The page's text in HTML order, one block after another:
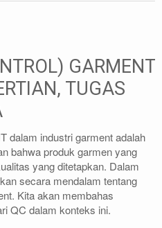
GARMENT
TUGAS
dalam industri garment adalah
bahwa produk garmen yang
yang ditetapkan. Dalam
secara mendalam tentang
Kita akan membahas
QC dalam konteks ini.